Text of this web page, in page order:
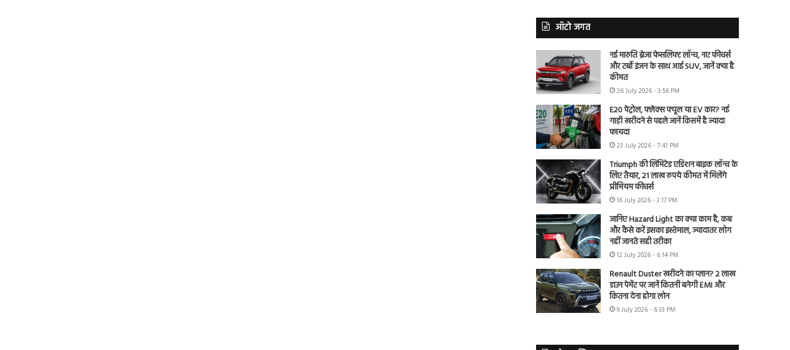
ऑटो जगत
नई मारुति ब्रेजा फेसलिफ्ट लॉन्च, नए फीचर्स
और टर्बो इंजन के साथ आई SUV, जानें क्या है
कीमत
26 July 2026 - 3:56 PM
E20 पेट्रोल, फ्लेक्स फ्यूल या EV कार? नई
गाड़ी खरीदने से पहले जानें किसमें है ज्यादा
फायदा
23 July 2026 - 7:41 PM
Triumph की लिमिटेड एडिशन बाइक लॉन्च के
लिए तैयार, 21 लाख रुपये कीमत में मिलेंगे
प्रीमियम फीचर्स
16 July 2026 - 3:17 PM
जानिए Hazard Light का क्या काम है, कब
और कैसे करें इसका इस्तेमाल, ज्यादातर लोग
नहीं जानते सही तरीका
12 July 2026 - 6:14 PM
Renault Duster खरीदने का प्लान? 2 लाख
डाउन पेमेंट पर जानें कितनी बनेगी EMI और
कितना देना होगा लोन
9 July 2026 - 6:33 PM